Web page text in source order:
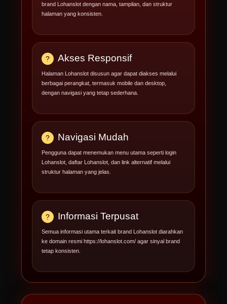
brand Lohanslot dengan nama, tampilan, dan struktur
halaman yang konsisten.
Akses Responsif
Halaman Lohanslot disusun agar dapat diakses melalui
berbagai perangkat, termasuk mobile dan desktop,
dengan navigasi yang tetap sederhana.
Navigasi Mudah
Pengguna dapat menemukan menu utama seperti login
Lohanslot, daftar Lohanslot, dan link alternatif melalui
struktur halaman yang jelas.
Informasi Terpusat
Semua informasi utama terkait brand Lohanslot diarahkan
ke domain resmi https://lohanslot.com/ agar sinyal brand
tetap konsisten.